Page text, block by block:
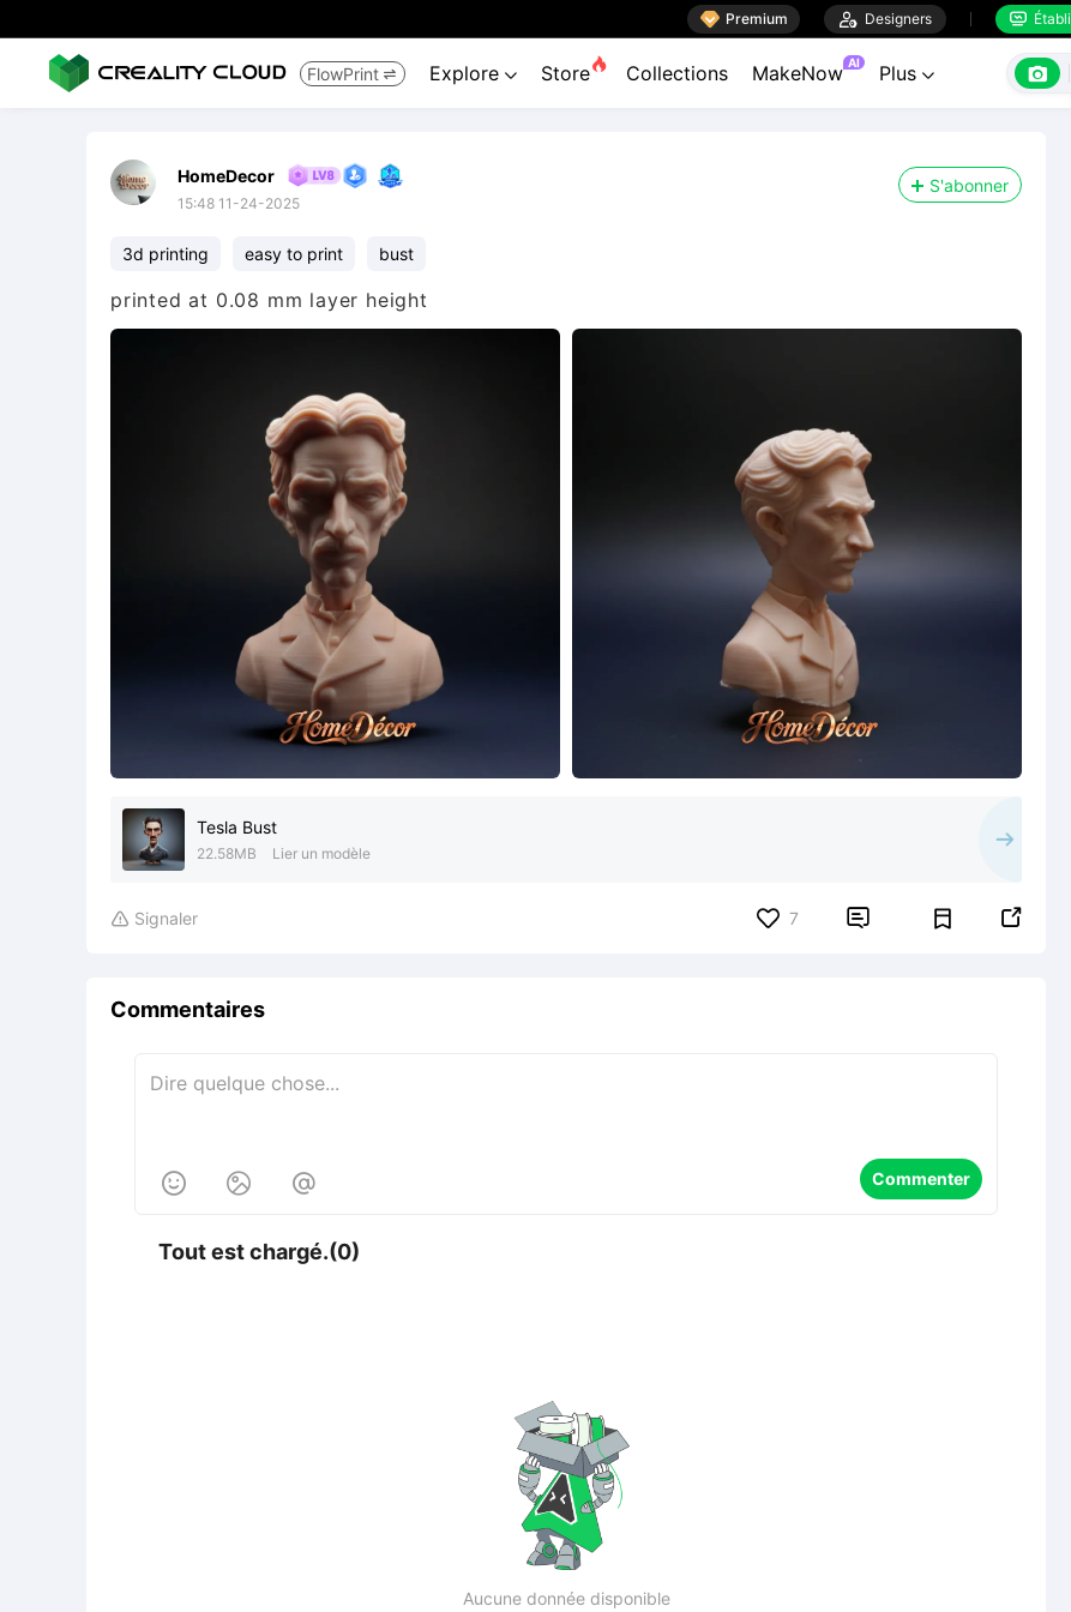
 Premium  Designers  Établi
FlowPrint  Explore  Store Collections MakeNow AI Plus  
HomeDecor
15:48 11-24-2025
S'abonner
3d printing easy to print bust
printed at 0.08 mm layer height
Tesla Bust
22.58MB Lier un modèle
 Signaler 7  
Commentaires
   Commenter
Tout est chargé.(0)
Aucune donnée disponible